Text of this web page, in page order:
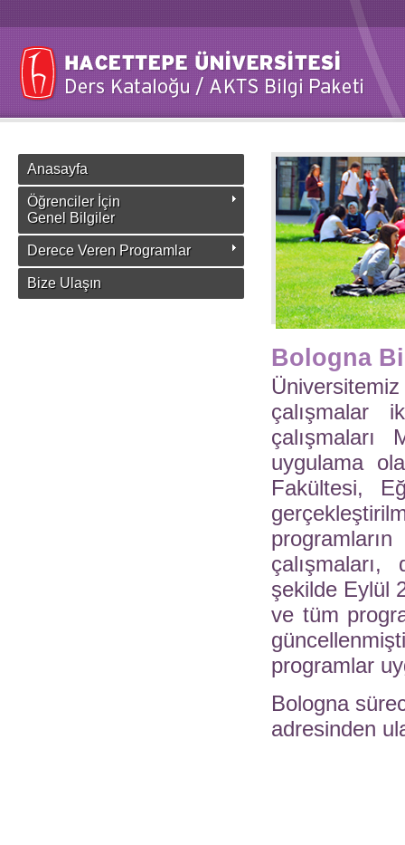
Anasayfa
Öğrenciler İçin
Genel Bilgiler
Derece Veren Programlar
Bize Ulaşın
Bologna
çalışmalar
uygulama
Fakültesi,
şekilde Eylül
ve tüm
programlar
Bologna
adresinden